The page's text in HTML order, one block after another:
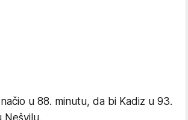
u 88. minutu, da bi Kadiz u 93.